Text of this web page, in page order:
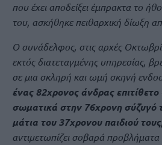
που έχει αποδείξει έμπρακτα το
του, ασκήθηκε πειθαρχική δίωξη
Ο συνάδελφος, στις αρχές
εκτός διατεταγμένης υπηρεσίας,
σε μια σκληρή και ωμή σκηνή
ένας 82χρονος άνδρας
σωματικά στην 76χρονη σύζυγό
μάτια του 37χρονου παιδιού
αντιμετωπίζει σοβαρά